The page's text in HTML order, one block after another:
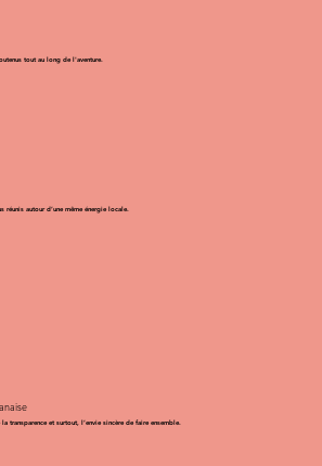
tout au long de l'aventure.
autour d’une même énergie locale.
transparence et surtout, l’envie sincère de faire ensemble.